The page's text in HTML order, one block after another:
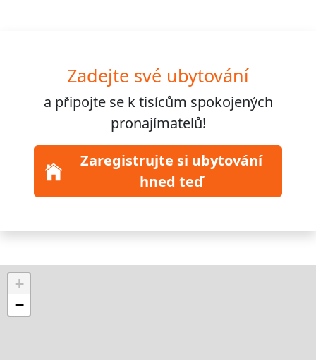
Zadejte své ubytování
a připojte se ktisícům spokojených
pronajímatelů!
Zaregistrujte si ubytování
hned teď
+
−